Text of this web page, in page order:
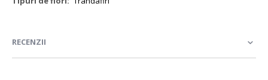
RECENZII